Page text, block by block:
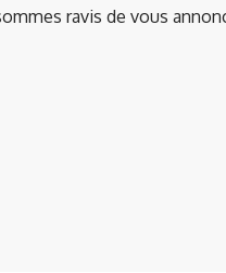
ravis de vous